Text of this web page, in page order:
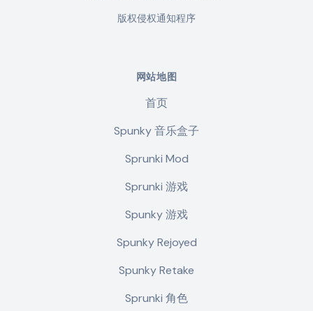
版权侵权通知程序
网站地图
首页
Spunky 音乐盒子
Sprunki Mod
Sprunki 游戏
Spunky 游戏
Spunky Rejoyed
Spunky Retake
Sprunki 角色